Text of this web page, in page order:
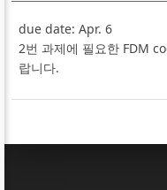
due date: Apr. 6
2번 과제에 필요한 FDM
랍니다.